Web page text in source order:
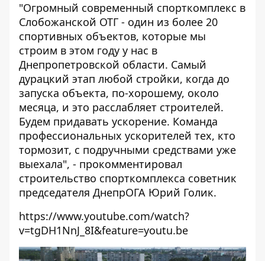
"Огромный современный спорткомплекс в
Слобожанской ОТГ - один из более 20
спортивных объектов, которые мы
строим в этом году у нас в
Днепропетровской области. Самый
дурацкий этап любой стройки, когда до
запуска объекта, по-хорошему, около
месяца, и это расслабляет строителей.
Будем придавать ускорение. Команда
профессиональных ускорителей тех, кто
тормозит, с подручными средствами уже
выехала", - прокомментировал
строительство спорткомплекса советник
председателя ДнепрОГА Юрий Голик.
https://www.youtube.com/watch?
v=tgDH1NnJ_8I&feature=youtu.be